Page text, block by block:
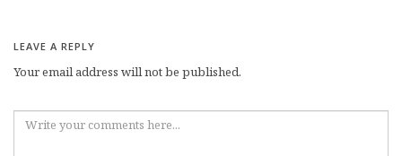
LEAVE A REPLY
Your email address will not be published.